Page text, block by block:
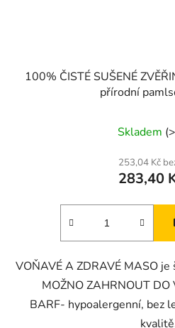
100% ČISTÉ SUŠENÉ
přírodní
Skladem
253,04 Kč
283,40
VOŇAVÉ A ZDRAVÉ MASO
MOŽNO ZAHRNOUT DO
BARF- hypoalergenní, bez